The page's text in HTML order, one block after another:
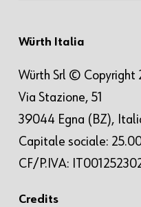
Würth Italia
Würth Srl © Copyright
Via Stazione, 51
39044 Egna (BZ),
Capitale sociale:
CF/P.IVA:
Credits